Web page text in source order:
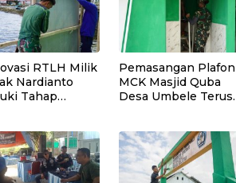
RTLH Milik
Nardianto
Tahap
Pemasangan Plafon
MCK Masjid Quba
Desa Umbele Terus